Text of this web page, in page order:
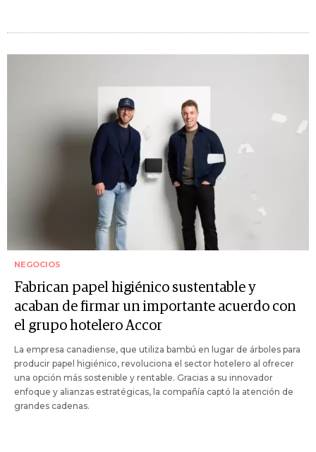
NEGOCIOS
Fabrican papel higiénico sustentable y
acaban de firmar un importante acuerdo con
el grupo hotelero Accor
La empresa canadiense, que utiliza bambú en lugar de árboles para
producir papel higiénico, revoluciona el sector hotelero al ofrecer
una opción más sostenible y rentable. Gracias a su innovador
enfoque y alianzas estratégicas, la compañía captó la atención de
grandes cadenas.